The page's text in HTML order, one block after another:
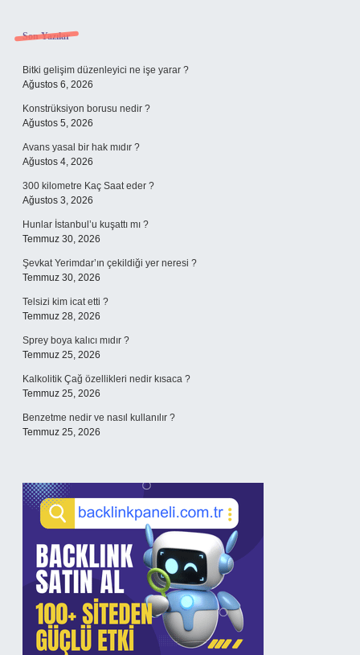
Sidebar
Son Yazılar
Bitki gelişim düzenleyici ne işe yarar ?
Ağustos 6, 2026
Konstrüksiyon borusu nedir ?
Ağustos 5, 2026
Avans yasal bir hak mıdır ?
Ağustos 4, 2026
300 kilometre Kaç Saat eder ?
Ağustos 3, 2026
Hunlar İstanbul’u kuşattı mı ?
Temmuz 30, 2026
Şevkat Yerimdar’ın çekildiği yer neresi ?
Temmuz 30, 2026
Telsizi kim icat etti ?
Temmuz 28, 2026
Sprey boya kalıcı mıdır ?
Temmuz 25, 2026
Kalkolitik Çağ özellikleri nedir kısaca ?
Temmuz 25, 2026
Benzetme nedir ve nasıl kullanılır ?
Temmuz 25, 2026